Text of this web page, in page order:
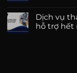
Dịch vụ
hỗ trợ hết